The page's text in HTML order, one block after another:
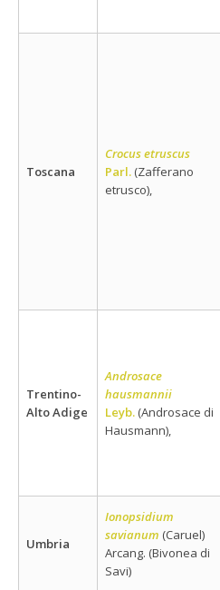
Toscana
Crocus etruscus
Parl. (Zafferano
etrusco),
Trentino-
Alto Adige
Androsace
hausmannii
Leyb. (Androsace di
Hausmann),
Umbria
Ionopsidium
savianum (Caruel)
Arcang. (Bivonea di
Savi)